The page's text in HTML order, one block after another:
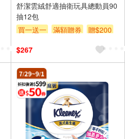
舒潔雲絨舒適抽衛玩具總動員90
抽12包
買一送一
滿額贈券
贈$200
$267